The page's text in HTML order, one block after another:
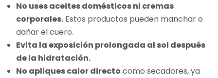
No uses aceites domésticos ni cremas
corporales. Estos productos pueden manchar o
dañar el cuero.
Evita la exposición prolongada al sol después
de la hidratación.
No apliques calor directo como secadores, ya